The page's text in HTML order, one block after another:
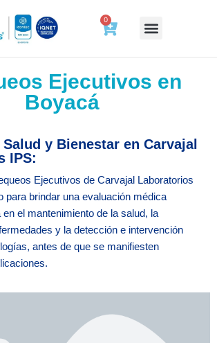
0
Ejecutivos en
Boyacá
y Bienestar en Carvajal
IPS:
Ejecutivos de Carvajal Laboratorios
para brindar una evaluación médica
en el mantenimiento de la salud, la
y la detección e intervención
antes de que se manifiesten